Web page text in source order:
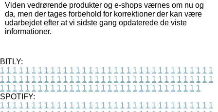
Viden vedrørende produkter og e-shops værnes om nu og
da, men der tages forbehold for korrektioner der kan være
udarbejdet efter at vi sidste gang opdaterede de viste
informationer.
BITLY:
1 1 1 1 1 1 1 1 1 1 1 1 1 1 1 1 1 1 1 1 1 1 1 1 1 1 1 1 1 1 1 1 1 1
1 1 1 1 1 1 1 1 1 1 1 1 1 1 1 1 1 1 1 1 1 1 1 1 1 1 1 1 1 1 1 1 1 1
1 1 1 1 1 1 1 1 1 1 1 1 1 1 1 1 1 1 1 1 1 1 1 1 1 1 1 1 1 1 1 1
SPOTIFY:
1 1 1 1 1 1 1 1 1 1 1 1 1 1 1 1 1 1 1 1 1 1 1 1 1 1 1 1 1 1 1 1 1 1